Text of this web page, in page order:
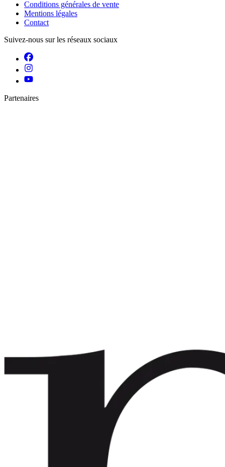
Conditions générales de vente
Mentions légales
Contact
Suivez-nous sur les réseaux sociaux
Partenaires